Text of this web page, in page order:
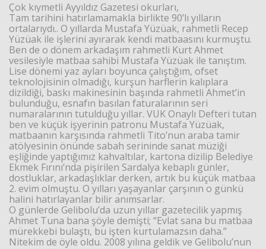
Çok kıymetli Ayyıldız Gazetesi okurları,
Tam tarihini hatırlamamakla birlikte 90’lı yılların
ortalarıydı.. O yıllarda Mustafa Yüzüak, rahmetli Recep
Yüzüak ile işlerini ayırarak kendi matbaasını kurmuştu.
Ben de o dönem arkadaşım rahmetli Kurt Ahmet
vesilesiyle matbaa sahibi Mustafa Yüzüak ile tanıştım.
Lise dönemi yaz ayları boyunca çalıştığım, ofset
teknolojisinin olmadığı, kurşun harflerin kalıplara
dizildiği, baskı makinesinin başında rahmetli Ahmet’in
bulunduğu, esnafın basılan faturalarının seri
numaralarının tutulduğu yıllar. VUK Onaylı Defteri tutan
ben ve küçük işyerinin patronu Mustafa Yüzüak,
matbaanın karşısında rahmetli Tito’nun araba tamir
atölyesinin önünde sabah serininde sanat müziği
eşliğinde yaptığımız kahvaltılar, kartona dizilip Belediye
Ekmek Fırını’nda pişirilen Sardalya kebaplı günler,
dostluklar, arkadaşlıklar derken, artık bu küçük matbaa
2. evim olmuştu. O yılları yaşayanlar çarşının o günkü
halini hatırlayanlar bilir anımsarlar.
O günlerde Gelibolu’da uzun yıllar gazetecilik yapmış
Ahmet Tuna bana şöyle demişti; “Evlat sana bu matbaa
mürekkebi bulaştı, bu işten kurtulamazsın daha.”
Nitekim de öyle oldu. 2008 yılına geldik ve Gelibolu’nun
KÜNYE
İLETİŞİM